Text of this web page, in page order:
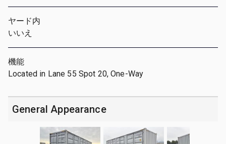
ヤード内
いいえ
機能
Located in Lane 55 Spot 20, One-Way
General Appearance